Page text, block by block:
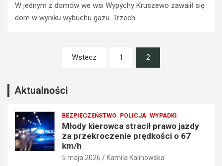
W jednym z domów we wsi Wypychy Kruszewo zawalił się
dom w wyniku wybuchu gazu. Trzech…
Stronicowanie
Wstecz 1 2
Aktualności
BEZPIECZEŃSTWO POLICJA WYPADKI
Młody kierowca stracił prawo jazdy
za przekroczenie prędkości o 67
km/h
5 maja 2026 Kamila Kalinowska
z
a
o
z
n
e
e
m
z
n
a